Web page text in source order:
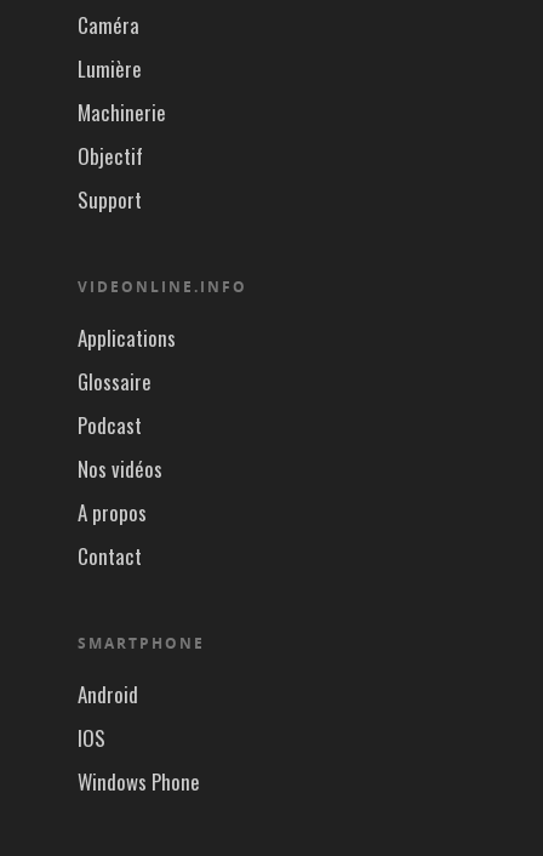
Caméra
Lumière
Machinerie
Objectif
Support
VIDEONLINE.INFO
Applications
Glossaire
Podcast
Nos vidéos
A propos
Contact
SMARTPHONE
Android
IOS
Windows Phone